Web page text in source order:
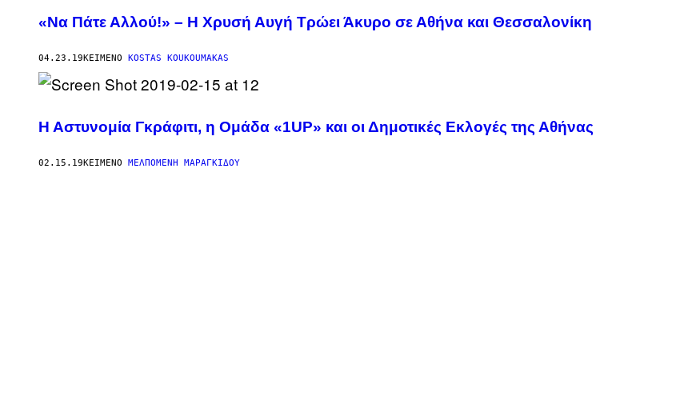
«Να Πάτε Αλλού!» – Η Χρυσή Αυγή Τρώει Άκυρο σε Αθήνα και Θεσσαλονίκη
04.23.19ΚΕΊΜΕΝΟ KOSTAS KOUKOUMAKAS
Η Αστυνομία Γκράφιτι, η Ομάδα «1UP» και οι Δημοτικές Εκλογές της Αθήνας
02.15.19ΚΕΊΜΕΝΟ ΜΕΛΠΟΜΈΝΗ ΜΑΡΑΓΚΊΔΟΥ